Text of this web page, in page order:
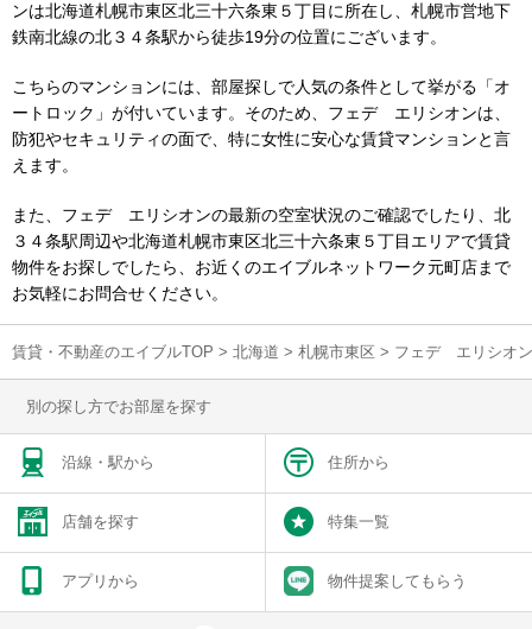
ンは北海道札幌市東区北三十六条東５丁目に所在し、札幌市営地下
鉄南北線の北３４条駅から徒歩19分の位置にございます。
こちらのマンションには、部屋探しで人気の条件として挙がる「オ
ートロック」が付いています。そのため、フェデ エリシオンは、
防犯やセキュリティの面で、特に女性に安心な賃貸マンションと言
えます。
また、フェデ エリシオンの最新の空室状況のご確認でしたり、北
３４条駅周辺や北海道札幌市東区北三十六条東５丁目エリアで賃貸
物件をお探しでしたら、お近くのエイブルネットワーク元町店まで
お気軽にお問合せください。
賃貸・不動産のエイブルTOP > 北海道 > 札幌市東区 > フェデ エリシオ
別の探し方でお部屋を探す
沿線・駅から 住所から
店舗を探す 特集一覧
アプリから 物件提案してもらう